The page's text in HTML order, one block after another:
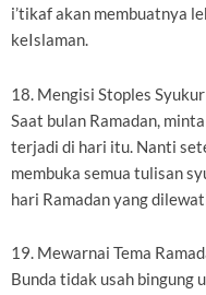
i’tikaf akan membuatnya
keIslaman.
18. Mengisi Stoples
Saat bulan Ramadan,
terjadi di hari itu. Nanti
membuka semua tulisan
hari Ramadan yang
19. Mewarnai Tema
Bunda tidak usah bingung